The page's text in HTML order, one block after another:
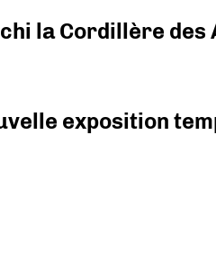
la Cordillère
exposition